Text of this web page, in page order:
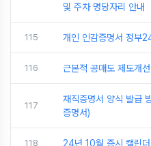
및 주차 명당자리 안내
115 개인 인감증명서 정부
116 근본적 공매도 제도개
117
재직증명서 양식 발급
증명서)
118 24년 10월 증시 캘린